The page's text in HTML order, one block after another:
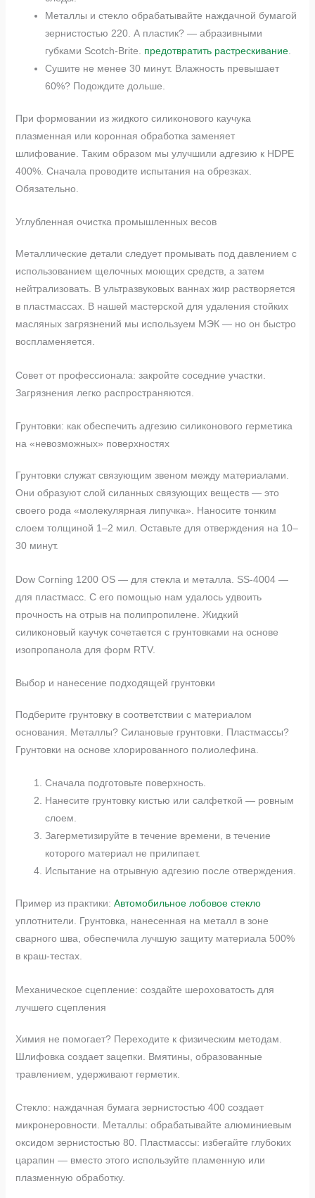
Металлы и стекло обрабатывайте наждачной бумагой
зернистостью 220. А пластик? — абразивными
губками Scotch-Brite. предотвратить растрескивание.
Сушите не менее 30 минут. Влажность превышает
60%? Подождите дольше.
При формовании из жидкого силиконового каучука
плазменная или коронная обработка заменяет
шлифование. Таким образом мы улучшили адгезию к HDPE
400%. Сначала проводите испытания на обрезках.
Обязательно.
Углубленная очистка промышленных весов
Металлические детали следует промывать под давлением с
использованием щелочных моющих средств, а затем
нейтрализовать. В ультразвуковых ваннах жир растворяется
в пластмассах. В нашей мастерской для удаления стойких
масляных загрязнений мы используем МЭК — но он быстро
воспламеняется.
Совет от профессионала: закройте соседние участки.
Загрязнения легко распространяются.
Грунтовки: как обеспечить адгезию силиконового герметика
на «невозможных» поверхностях
Грунтовки служат связующим звеном между материалами.
Они образуют слой силанных связующих веществ — это
своего рода «молекулярная липучка». Наносите тонким
слоем толщиной 1–2 мил. Оставьте для отверждения на 10–
30 минут.
Dow Corning 1200 OS — для стекла и металла. SS-4004 —
для пластмасс. С его помощью нам удалось удвоить
прочность на отрыв на полипропилене. Жидкий
силиконовый каучук сочетается с грунтовками на основе
изопропанола для форм RTV.
Выбор и нанесение подходящей грунтовки
Подберите грунтовку в соответствии с материалом
основания. Металлы? Силановые грунтовки. Пластмассы?
Грунтовки на основе хлорированного полиолефина.
Сначала подготовьте поверхность.
Нанесите грунтовку кистью или салфеткой — ровным
слоем.
Загерметизируйте в течение времени, в течение
которого материал не прилипает.
Испытание на отрывную адгезию после отверждения.
Пример из практики: Автомобильное лобовое стекло
уплотнители. Грунтовка, нанесенная на металл в зоне
сварного шва, обеспечила лучшую защиту материала 500%
в краш-тестах.
Механическое сцепление: создайте шероховатость для
лучшего сцепления
Химия не помогает? Переходите к физическим методам.
Шлифовка создает зацепки. Вмятины, образованные
травлением, удерживают герметик.
Стекло: наждачная бумага зернистостью 400 создает
микронеровности. Металлы: обрабатывайте алюминиевым
оксидом зернистостью 80. Пластмассы: избегайте глубоких
царапин — вместо этого используйте пламенную или
плазменную обработку.